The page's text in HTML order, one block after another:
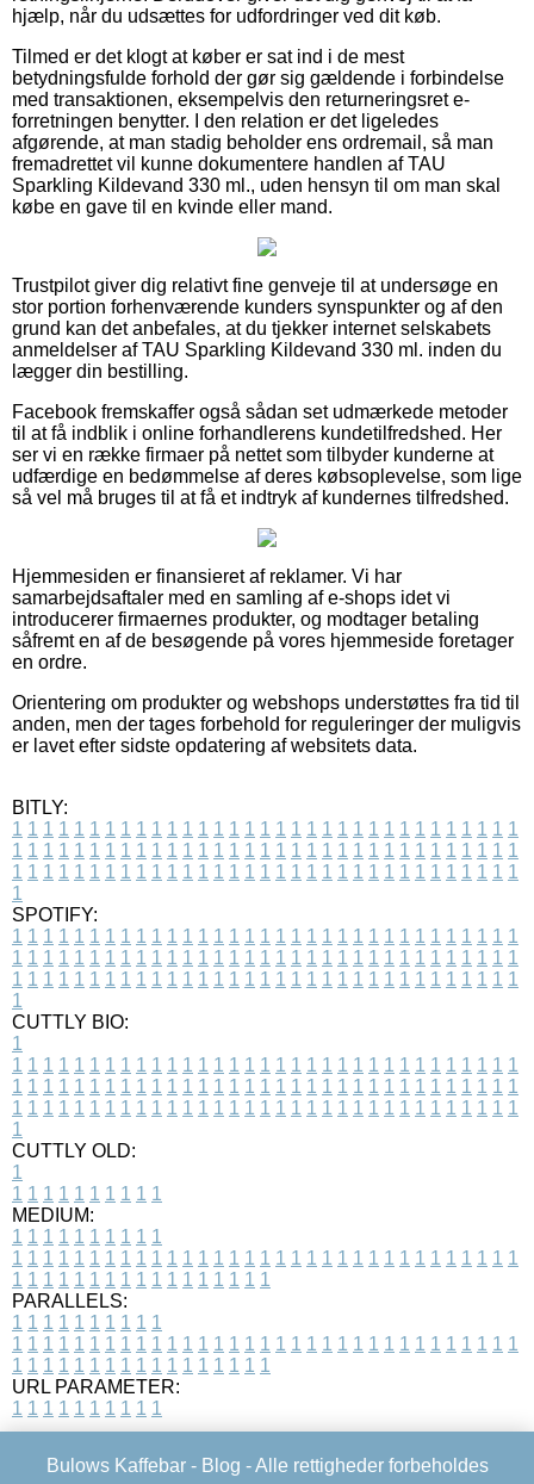
hjælp, når du udsættes for udfordringer ved dit køb.
Tilmed er det klogt at køber er sat ind i de mest
betydningsfulde forhold der gør sig gældende i forbindelse
med transaktionen, eksempelvis den returneringsret e-
forretningen benytter. I den relation er det ligeledes
afgørende, at man stadig beholder ens ordremail, så man
fremadrettet vil kunne dokumentere handlen af TAU
Sparkling Kildevand 330 ml., uden hensyn til om man skal
købe en gave til en kvinde eller mand.
Trustpilot giver dig relativt fine genveje til at undersøge en
stor portion forhenværende kunders synspunkter og af den
grund kan det anbefales, at du tjekker internet selskabets
anmeldelser af TAU Sparkling Kildevand 330 ml. inden du
lægger din bestilling.
Facebook fremskaffer også sådan set udmærkede metoder
til at få indblik i online forhandlerens kundetilfredshed. Her
ser vi en række firmaer på nettet som tilbyder kunderne at
udfærdige en bedømmelse af deres købsoplevelse, som lige
så vel må bruges til at få et indtryk af kundernes tilfredshed.
Hjemmesiden er finansieret af reklamer. Vi har
samarbejdsaftaler med en samling af e-shops idet vi
introducerer firmaernes produkter, og modtager betaling
såfremt en af de besøgende på vores hjemmeside foretager
en ordre.
Orientering om produkter og webshops understøttes fra tid til
anden, men der tages forbehold for reguleringer der muligvis
er lavet efter sidste opdatering af websitets data.
BITLY:
1 1 1 1 1 1 1 1 1 1 1 1 1 1 1 1 1 1 1 1 1 1 1 1 1 1 1 1 1 1 1 1 1
1 1 1 1 1 1 1 1 1 1 1 1 1 1 1 1 1 1 1 1 1 1 1 1 1 1 1 1 1 1 1 1 1
1 1 1 1 1 1 1 1 1 1 1 1 1 1 1 1 1 1 1 1 1 1 1 1 1 1 1 1 1 1 1 1 1
1
SPOTIFY:
1 1 1 1 1 1 1 1 1 1 1 1 1 1 1 1 1 1 1 1 1 1 1 1 1 1 1 1 1 1 1 1 1
1 1 1 1 1 1 1 1 1 1 1 1 1 1 1 1 1 1 1 1 1 1 1 1 1 1 1 1 1 1 1 1 1
1 1 1 1 1 1 1 1 1 1 1 1 1 1 1 1 1 1 1 1 1 1 1 1 1 1 1 1 1 1 1 1 1
1
CUTTLY BIO:
1
1 1 1 1 1 1 1 1 1 1 1 1 1 1 1 1 1 1 1 1 1 1 1 1 1 1 1 1 1 1 1 1 1
1 1 1 1 1 1 1 1 1 1 1 1 1 1 1 1 1 1 1 1 1 1 1 1 1 1 1 1 1 1 1 1 1
1 1 1 1 1 1 1 1 1 1 1 1 1 1 1 1 1 1 1 1 1 1 1 1 1 1 1 1 1 1 1 1 1
1
CUTTLY OLD:
1
1 1 1 1 1 1 1 1 1 1
MEDIUM:
1 1 1 1 1 1 1 1 1 1
1 1 1 1 1 1 1 1 1 1 1 1 1 1 1 1 1 1 1 1 1 1 1 1 1 1 1 1 1 1 1 1 1
1 1 1 1 1 1 1 1 1 1 1 1 1 1 1 1 1
PARALLELS:
1 1 1 1 1 1 1 1 1 1
1 1 1 1 1 1 1 1 1 1 1 1 1 1 1 1 1 1 1 1 1 1 1 1 1 1 1 1 1 1 1 1 1
1 1 1 1 1 1 1 1 1 1 1 1 1 1 1 1 1
URL PARAMETER:
1 1 1 1 1 1 1 1 1 1
Bulows Kaffebar - Blog - Alle rettigheder forbeholdes